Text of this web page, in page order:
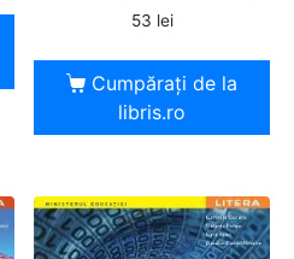
53 lei
Cumpărați de la
libris.ro